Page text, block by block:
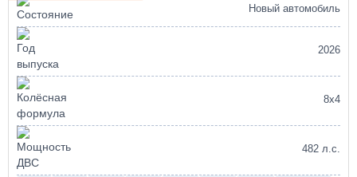
Новый автомобиль
2026
8х4
482 л.с.